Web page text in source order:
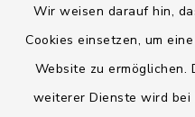
Wir weisen darauf hin,
Cookies einsetzen, um
Website zu ermöglichen.
weiterer Dienste wird